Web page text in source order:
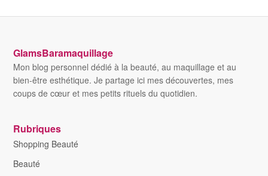
GlamsBaramaquillage
Mon blog personnel dédié à la beauté, au maquillage et au
bien-être esthétique. Je partage ici mes découvertes, mes
coups de cœur et mes petits rituels du quotidien.
Rubriques
Shopping Beauté
Beauté